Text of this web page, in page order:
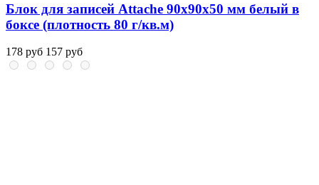
Блок для записей Attache 90x90x50 мм белый в
боксе (плотность 80 г/кв.м)
178 руб 157 руб